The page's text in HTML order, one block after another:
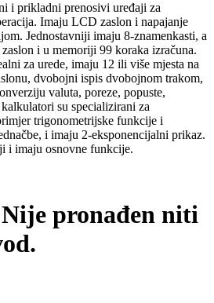
i prikladni prenosivi uređaji za
Imaju LCD zaslon i napajanje
Jednostavniji imaju 8-znamenkasti, a
i u memoriji 99 koraka izračuna.
za urede, imaju 12 ili više mjesta na
dvobojni ispis dvobojnom trakom,
valuta, poreze, popuste,
su specializirani za
trigonometrijske funkcije i
i imaju 2-eksponencijalni prikaz.
i imaju osnovne funkcije.
Nije pronađen niti